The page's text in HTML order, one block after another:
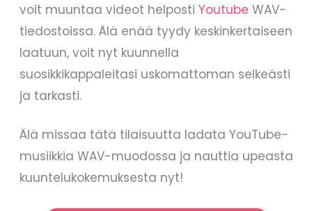
voit muuntaa videot helpostiYoutube WAV-
tiedostoissa. Älä enää tyydy keskinkertaiseen
laatuun, voit nyt kuunnella
suosikkikappaleitasi uskomattoman selkeästi
ja tarkasti.
Älä missaa tätä tilaisuutta ladata YouTube-
musiikkia WAV-muodossa ja nauttia upeasta
kuuntelukokemuksesta nyt!